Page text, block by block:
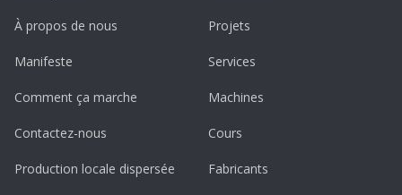
À propos de nous
Manifeste
Comment ça marche
Contactez-nous
Production locale dispersée
Projets
Services
Machines
Cours
Fabricants